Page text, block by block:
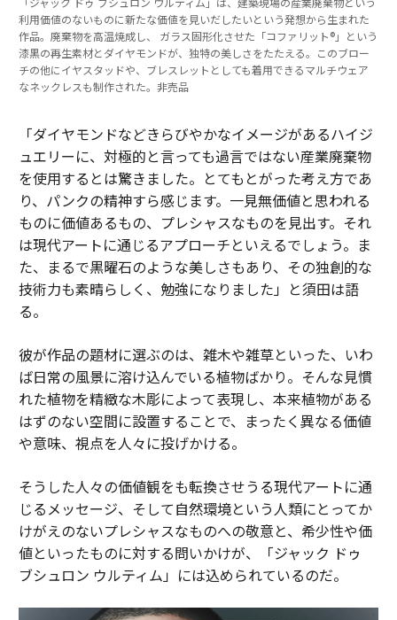
利用価値のないものに新たな価値を見いだしたいという発想から生まれた
作品。廃棄物を高温焼成し、 ガラス固形化させた「コファリット®️」という
漆黒の再生素材とダイヤモンドが、独特の美しさをたたえる。このブロー
チの他にイヤスタッドや、ブレスレットとしても着用できるマルチウェア
なネックレスも制作された。非売品
「ダイヤモンドなどきらびやかなイメージがあるハイジ
ュエリーに、対極的と言っても過言ではない産業廃棄物
を使用するとは驚きました。とてもとがった考え方であ
り、パンクの精神すら感じます。一見無価値と思われる
ものに価値あるもの、プレシャスなものを見出す。それ
は現代アートに通じるアプローチといえるでしょう。ま
た、まるで黒曜石のような美しさもあり、その独創的な
技術力も素晴らしく、勉強になりました」と須田は語
る。
彼が作品の題材に選ぶのは、雑木や雑草といった、いわ
ば日常の風景に溶け込んでいる植物ばかり。そんな見慣
れた植物を精緻な木彫によって表現し、本来植物がある
はずのない空間に設置することで、まったく異なる価値
や意味、視点を人々に投げかける。
そうした人々の価値観をも転換させうる現代アートに通
じるメッセージ、そして自然環境という人類にとってか
けがえのないプレシャスなものへの敬意と、希少性や価
値といったものに対する問いかけが、「ジャック ドゥ
ブシュロン ウルティム」には込められているのだ。